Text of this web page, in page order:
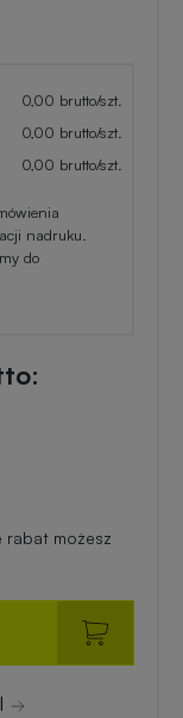
0,00 brutto/szt.
0,00 brutto/szt.
0,00 brutto/szt.
nadruku.
do
rabat możesz